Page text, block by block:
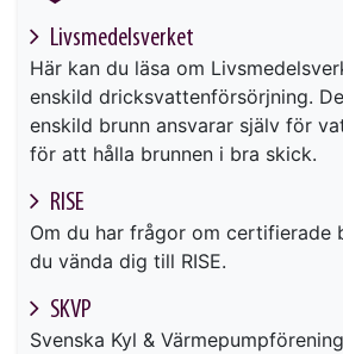
Livsmedelsverket
Här kan du läsa om
enskild dricksvattenförsörjning.
enskild brunn ansvarar själv för
för att hålla brunnen i bra skick.
RISE
Om du har frågor om certifierade
du vända dig till RISE.
SKVP
Svenska Kyl &